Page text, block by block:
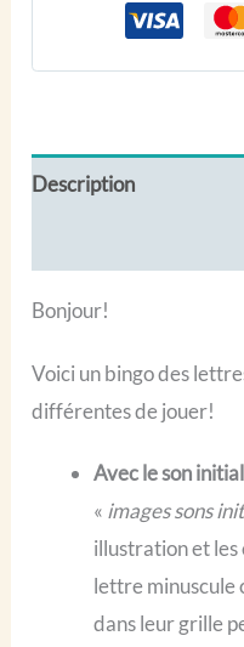
Description
Bonjour!
Voici un bingo des
différentes de jouer!
Avec le son
« images sons
illustration et
lettre minuscule
dans leur grille